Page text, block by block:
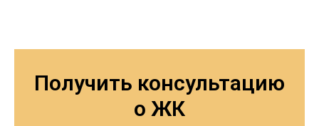
Получить консультацию
о ЖК